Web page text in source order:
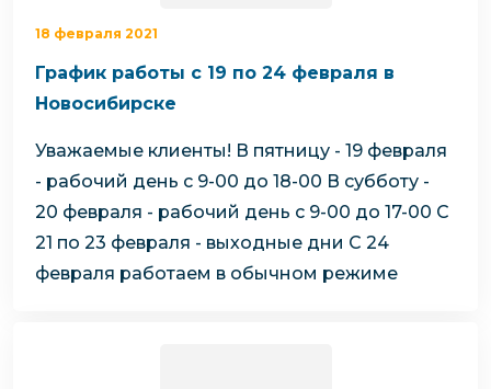
18 февраля 2021
График работы с 19 по 24 февраля в
Новосибирске
Уважаемые клиенты! В пятницу - 19 февраля
- рабочий день с 9-00 до 18-00 В субботу -
20 февраля - рабочий день с 9-00 до 17-00 С
21 по 23 февраля - выходные дни С 24
февраля работаем в обычном режиме